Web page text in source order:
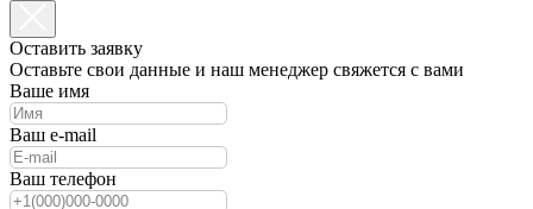
Оставить заявку
Оставьте свои данные и наш менеджер свяжется с вами
Ваше имя
Ваш e-mail
Ваш телефон